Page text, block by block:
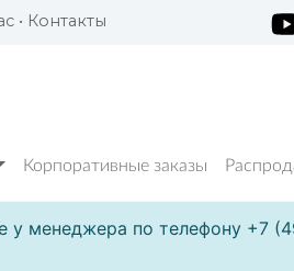
• Контакты
Корпоративные заказы
у менеджера по телефону +7